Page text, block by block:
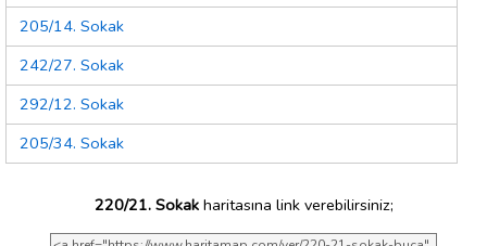
205/14. Sokak
242/27. Sokak
292/12. Sokak
205/34. Sokak
220/21. Sokakharitasına link verebilirsiniz;